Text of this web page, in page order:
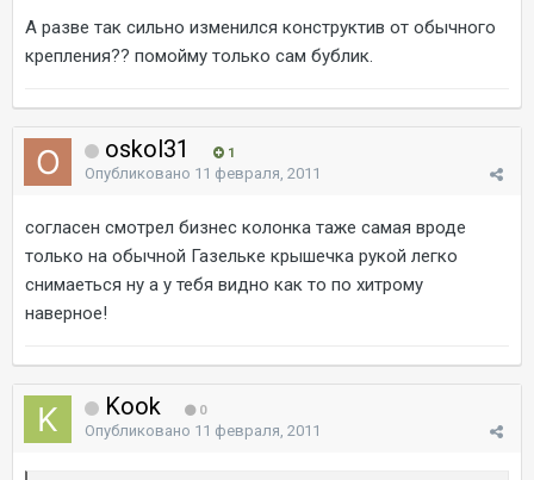
А разве так сильно изменился конструктив от обычного
крепления?? помойму только сам бублик.
oskol31 1
Опубликовано 11 февраля, 2011
согласен смотрел бизнес колонка таже самая вроде
только на обычной Газельке крышечка рукой легко
снимаеться ну а у тебя видно как то по хитрому
наверное!
Kook 0
Опубликовано 11 февраля, 2011